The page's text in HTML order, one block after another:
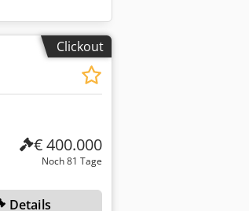
Clickout
€ 400.000
Noch 81 Tage
Details